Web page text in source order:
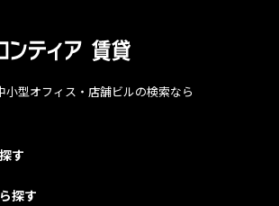
小型オフィス・店舗ビルの検索なら
す
探す